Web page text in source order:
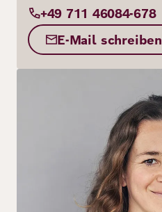
+49 711 46084-678
E-Mail schreiben
Bild